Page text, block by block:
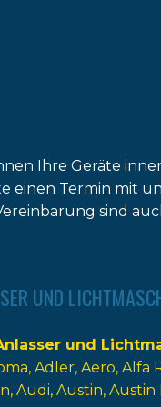
Ihre Geräte
einen Termin mit
sind
UND
und
Adler Aero Alfa
Audi Austin Austin